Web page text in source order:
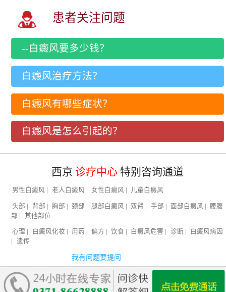
患者关注问题
--白癜风要多少钱？
白癜风治疗方法？
白癜风有哪些症状？
白癜风是怎么引起的？
西京 诊疗中心 特别咨询通道
男性白癜风 老人白癜风 女性白癜风 儿童白癜风
头部 | 背部 | 胸部 | 颈部 | 腿部白癜风 | 双臂 | 手部 | 面部白癜风 | 腰腹
部 | 其他部位
心理 白癜风化妆 用药 偏方 饮食 白癜风危害 诊断
白癜风病因
遗传
我有问题要提问